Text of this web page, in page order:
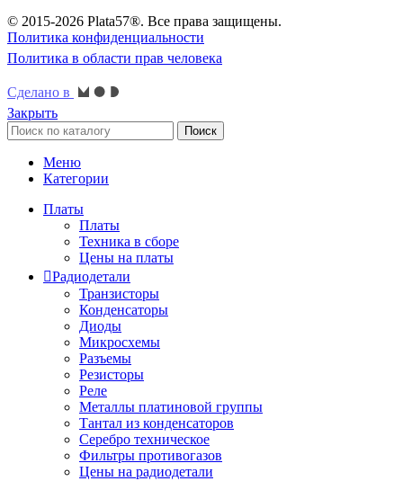
© 2015-2026 Plata57®. Все права защищены.
Политика конфиденциальности
Политика в области прав человека
Сделано в
Закрыть
Поиск
Меню
Категории
Платы
Платы
Техника в сборе
Цены на платы
Радиодетали
Транзисторы
Конденсаторы
Диоды
Микросхемы
Разъемы
Резисторы
Реле
Металлы платиновой группы
Тантал из конденсаторов
Серебро техническое
Фильтры противогазов
Цены на радиодетали